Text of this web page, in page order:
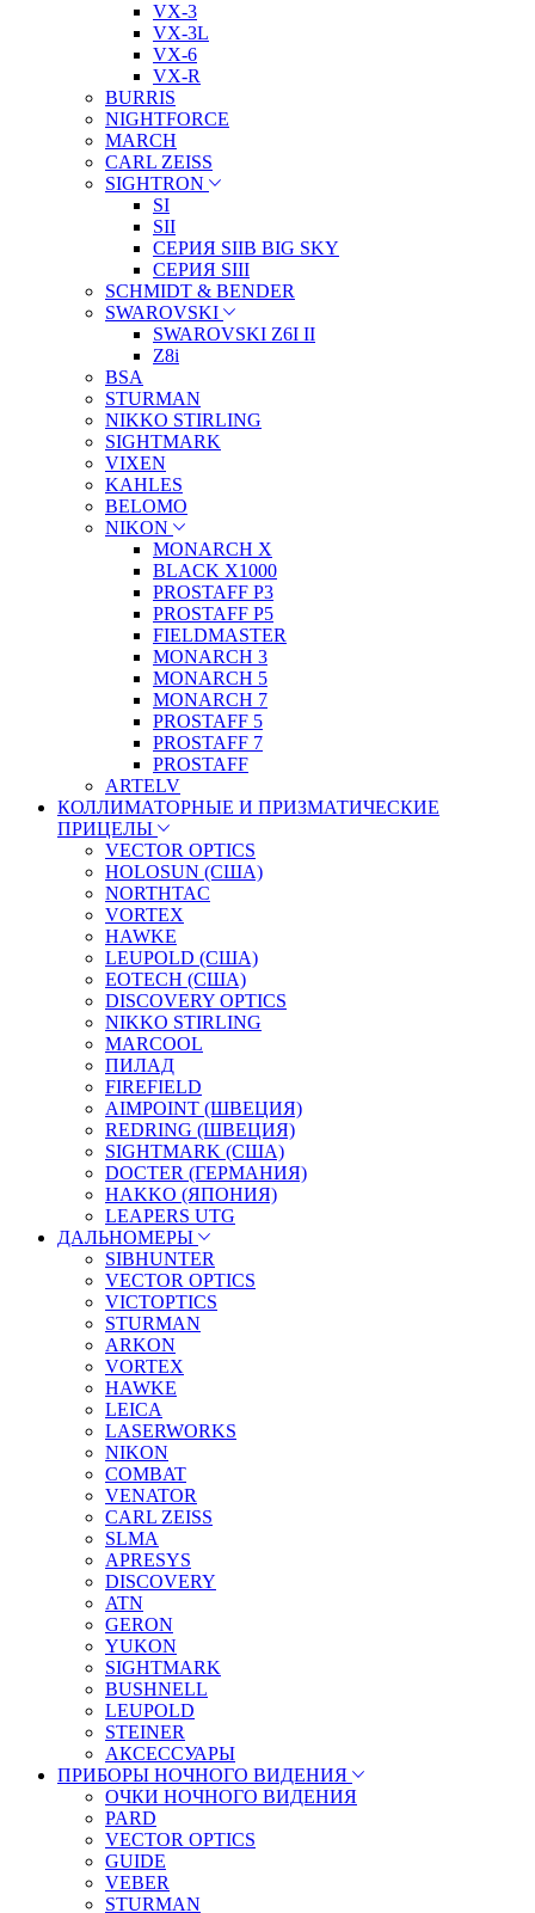
VX-3
VX-3L
VX-6
VX-R
BURRIS
NIGHTFORCE
MARCH
CARL ZEISS
SIGHTRON
SI
SII
СЕРИЯ SIIB BIG SKY
СЕРИЯ SIII
SCHMIDT & BENDER
SWAROVSKI
SWAROVSKI Z6I II
Z8i
BSA
STURMAN
NIKKO STIRLING
SIGHTMARK
VIXEN
KAHLES
BELOMO
NIKON
MONARCH X
BLACK X1000
PROSTAFF P3
PROSTAFF P5
FIELDMASTER
MONARCH 3
MONARCH 5
MONARCH 7
PROSTAFF 5
PROSTAFF 7
PROSTAFF
ARTELV
КОЛЛИМАТОРНЫЕ И ПРИЗМАТИЧЕСКИЕ
ПРИЦЕЛЫ
VECTOR OPTICS
HOLOSUN (США)
NORTHTAC
VORTEX
HAWKE
LEUPOLD (США)
EOTECH (США)
DISCOVERY OPTICS
NIKKO STIRLING
MARCOOL
ПИЛАД
FIREFIELD
AIMPOINT (ШВЕЦИЯ)
REDRING (ШВЕЦИЯ)
SIGHTMARK (США)
DOCTER (ГЕРМАНИЯ)
HAKKO (ЯПОНИЯ)
LEAPERS UTG
ДАЛЬНОМЕРЫ
SIBHUNTER
VECTOR OPTICS
VICTOPTICS
STURMAN
ARKON
VORTEX
HAWKE
LEICA
LASERWORKS
NIKON
COMBAT
VENATOR
CARL ZEISS
SLMA
APRESYS
DISCOVERY
ATN
GERON
YUKON
SIGHTMARK
BUSHNELL
LEUPOLD
STEINER
АКСЕССУАРЫ
ПРИБОРЫ НОЧНОГО ВИДЕНИЯ
ОЧКИ НОЧНОГО ВИДЕНИЯ
PARD
VECTOR OPTICS
GUIDE
VEBER
STURMAN